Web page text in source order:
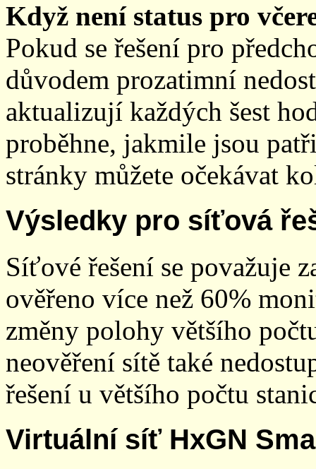
Když není status pro
Pokud se řešení pro
důvodem prozatimní
aktualizují každých šest
proběhne, jakmile jsou
stránky můžete očekávat
Výsledky pro síťová
Síťové řešení se považuje
ověřeno více než 60%
změny polohy většího
neověření sítě také
řešení u většího počtu
Virtuální síť HxGN